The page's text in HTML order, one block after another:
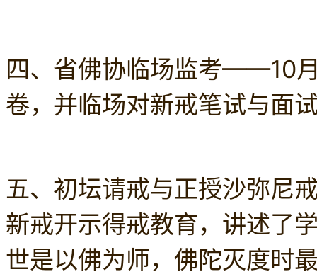
四、省佛协临场监考——10
卷，并临场对新戒笔试与面
五、初坛请戒与正授沙弥
新戒开示得戒教育，讲述了
世是以佛为师，佛陀灭度时